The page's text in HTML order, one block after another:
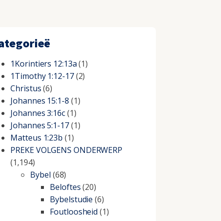
1Korintiers 12:13a(1)
1Timothy 1:12-17(2)
Christus(6)
Johannes 15:1-8 (1)
Johannes 3:16c(1)
Johannes 5:1-17(1)
Matteus 1:23b (1)
PREKE VOLGENS ONDERWERP
(1,194)
Bybel (68)
Beloftes(20)
Bybelstudie (6)
Foutloosheid (1)